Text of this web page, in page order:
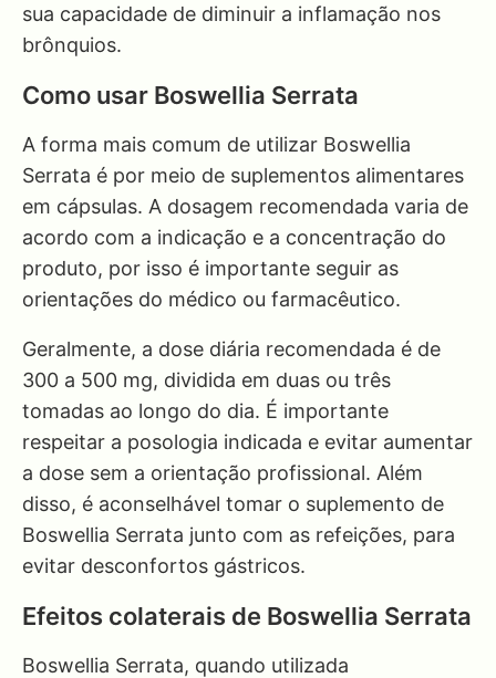
sua capacidade de diminuir a inflamação nos
brônquios.
Como usar Boswellia Serrata
A forma mais comum de utilizar Boswellia
Serrata é por meio de suplementos alimentares
em cápsulas. A dosagem recomendada varia de
acordo com a indicação e a concentração do
produto, por isso é importante seguir as
orientações do médico ou farmacêutico.
Geralmente, a dose diária recomendada é de
300 a 500 mg, dividida em duas ou três
tomadas ao longo do dia. É importante
respeitar a posologia indicada e evitar aumentar
a dose sem a orientação profissional. Além
disso, é aconselhável tomar o suplemento de
Boswellia Serrata junto com as refeições, para
evitar desconfortos gástricos.
Efeitos colaterais de Boswellia Serrata
Boswellia Serrata, quando utilizada